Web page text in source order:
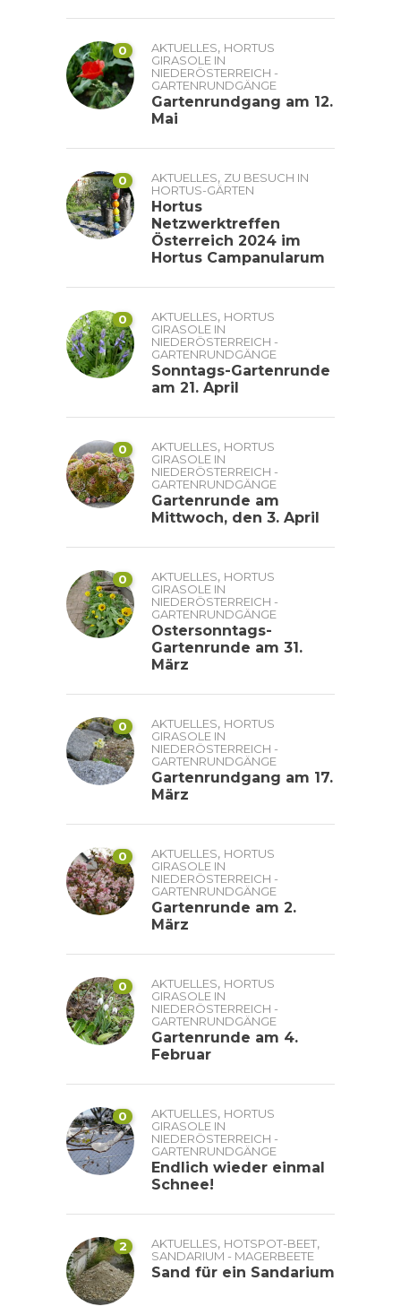
0 AKTUELLES, HORTUS
GIRASOLE IN
NIEDERÖSTERREICH -
GARTENRUNDGÄNGE
Gartenrundgang am 12.
Mai
0 AKTUELLES, ZU BESUCH IN
HORTUS-GÄRTEN
Hortus
Netzwerktreffen
Österreich 2024 im
Hortus Campanularum
0 AKTUELLES, HORTUS
GIRASOLE IN
NIEDERÖSTERREICH -
GARTENRUNDGÄNGE
Sonntags-Gartenrunde
am 21. April
0 AKTUELLES, HORTUS
GIRASOLE IN
NIEDERÖSTERREICH -
GARTENRUNDGÄNGE
Gartenrunde am
Mittwoch, den 3. April
0 AKTUELLES, HORTUS
GIRASOLE IN
NIEDERÖSTERREICH -
GARTENRUNDGÄNGE
Ostersonntags-
Gartenrunde am 31.
März
0 AKTUELLES, HORTUS
GIRASOLE IN
NIEDERÖSTERREICH -
GARTENRUNDGÄNGE
Gartenrundgang am 17.
März
0 AKTUELLES, HORTUS
GIRASOLE IN
NIEDERÖSTERREICH -
GARTENRUNDGÄNGE
Gartenrunde am 2.
März
0 AKTUELLES, HORTUS
GIRASOLE IN
NIEDERÖSTERREICH -
GARTENRUNDGÄNGE
Gartenrunde am 4.
Februar
0 AKTUELLES, HORTUS
GIRASOLE IN
NIEDERÖSTERREICH -
GARTENRUNDGÄNGE
Endlich wieder einmal
Schnee!
2 AKTUELLES, HOTSPOT-BEET,
SANDARIUM - MAGERBEETE
Sand für ein Sandarium